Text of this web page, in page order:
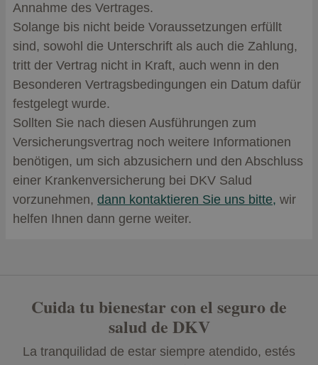
Annahme des Vertrages.
Solange bis nicht beide Voraussetzungen erfüllt
sind, sowohl die Unterschrift als auch die Zahlung,
tritt der Vertrag nicht in Kraft, auch wenn in den
Besonderen Vertragsbedingungen ein Datum dafür
festgelegt wurde.
Sollten Sie nach diesen Ausführungen zum
Versicherungsvertrag noch weitere Informationen
benötigen, um sich abzusichern und den Abschluss
einer Krankenversicherung bei DKV Salud
vorzunehmen, dann kontaktieren Sie uns bitte, wir
helfen Ihnen dann gerne weiter.
Cuida tu bienestar con el seguro de
salud de DKV
La tranquilidad de estar siempre atendido, estés